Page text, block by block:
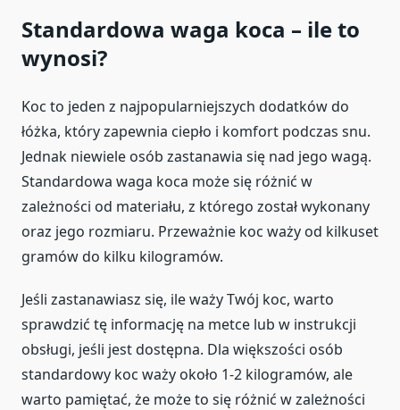
Standardowa waga koca – ile to
wynosi?
Koc to jeden z najpopularniejszych dodatków do
łóżka, który zapewnia ciepło i komfort podczas snu.
Jednak niewiele osób zastanawia się nad jego wagą.
Standardowa waga koca może się różnić w
zależności od materiału, z którego został wykonany
oraz jego rozmiaru. Przeważnie koc waży od kilkuset
gramów do kilku kilogramów.
Jeśli zastanawiasz się, ile waży Twój koc, warto
sprawdzić tę informację na metce lub w instrukcji
obsługi, jeśli jest dostępna. Dla większości osób
standardowy koc waży około 1-2 kilogramów, ale
warto pamiętać, że może to się różnić w zależności